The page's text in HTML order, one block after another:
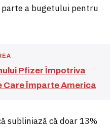
parte a bugetului pentru
Pfizer Împotriva
Care Împarte America
subliniază că doar 13%